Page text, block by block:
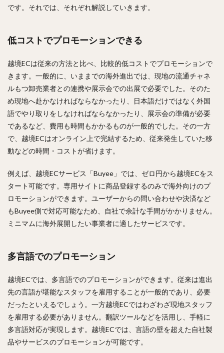
です。それでは、それぞれ解説していきます。
低コストでプロモーションできる
越境ECは従来の方法と比べ、比較的低コストでプロモーションで
きます。一般的に、いままでの海外進出では、現地の流通チャネ
ルもつ卸売業者との連携や展示会での出展で必要でした。そのた
め現地へ赴かなければならなかったり、日本語だけではなく外国
語でやり取りをしなければならなかったり、展示会の準備が必要
であるなど、費用も時間もかかるものが一般的でした。その一方
で、越境ECはオンライン上で完結するため、従来発生していた移
動などの時間・コストが省けます。
例えば、越境ECサービス「Buyee」では、ゼロ円から越境ECをス
タート可能です。専用サイトに商品登録するのみで海外向けのプ
ロモーションができます。ユーザーからの問い合わせや決済など
もBuyee側で対応可能なため、自社で余計な手間がかかりません。
ミニマムに海外展開したい事業者に適したサービスです。
多言語でのプロモーション
越境ECでは、多言語でのプロモーションができます。従来は進出
先の言語が堪能なスタッフを雇用することが一般的であり、必要
だったといえるでしょう。一方越境ECではわざわざ現地スタッフ
を雇用する必要がありません。翻訳ツールなどを活用し、手軽に
多言語対応が実現します。越境ECでは、言語の壁を超えた自社製
品やサービスのプロモーションが可能です。